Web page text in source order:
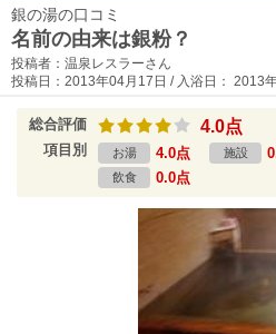
銀の湯の口コミ
名前の由来は銀粉？
投稿者：温泉レスラーさん
投稿日：2013年04月17日 / 入浴日： 2013
総合評価 4.0点
項目別 お湯 4.0点 施設
飲食 0.0点